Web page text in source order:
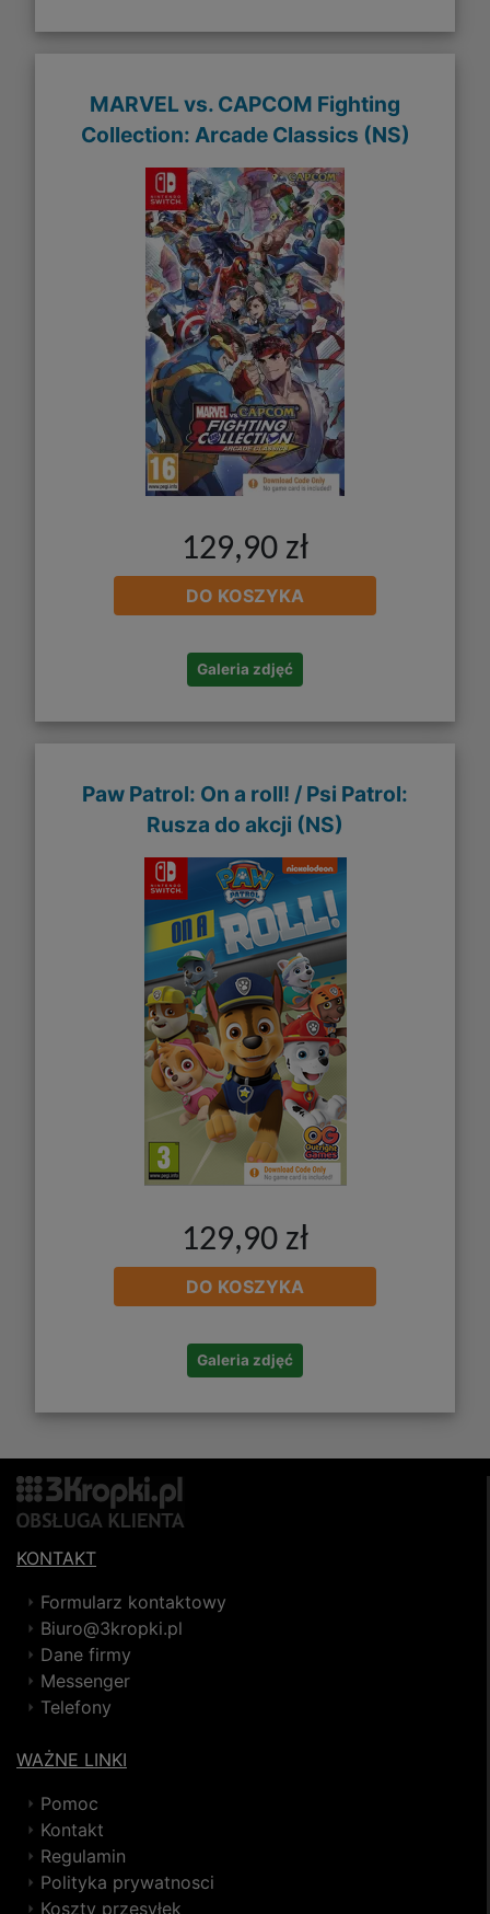
MARVEL vs. CAPCOM Fighting
Collection: Arcade Classics (NS)
129,90 zł
DO KOSZYKA
Galeria zdjęć
Paw Patrol: On a roll! / Psi Patrol:
Rusza do akcji (NS)
129,90 zł
DO KOSZYKA
Galeria zdjęć
KONTAKT
Formularz kontaktowy
Biuro@3kropki.pl
Dane firmy
Messenger
Telefony
WAŻNE LINKI
Pomoc
Kontakt
Regulamin
Polityka prywatnosci
Koszty przesyłek